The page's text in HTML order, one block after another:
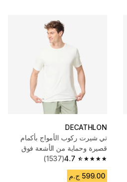
DECATHLON
تي شيرت ركوب الأمواج بأكمام
قصيرة وحماية من الأشعة فوق
البنفسجية صديق للبيئة للرجال - أبيض
4.7
4.7 out of 5 stars from 1537 reviews
(1537)
599.00 ج.م